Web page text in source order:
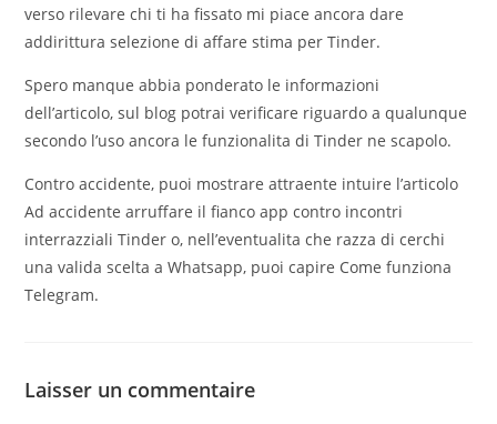
verso rilevare chi ti ha fissato mi piace ancora dare
addirittura selezione di affare stima per Tinder.
Spero manque abbia ponderato le informazioni
dell’articolo, sul blog potrai verificare riguardo a qualunque
secondo l’uso ancora le funzionalita di Tinder ne scapolo.
Contro accidente, puoi mostrare attraente intuire l’articolo
Ad accidente arruffare il fianco app contro incontri
interrazziali Tinder o, nell’eventualita che razza di cerchi
una valida scelta a Whatsapp, puoi capire Come funziona
Telegram.
Laisser un commentaire